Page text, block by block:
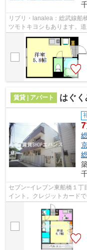
リブリ・lanalea：総武線船
ツモトキヨシもあります。
用可能な物件なので交通の利
賃貸 | アパート はぐ
7
セブン−イレブン東船橋１丁
イント。クレジットカード
に駅が2つあるので、経路を